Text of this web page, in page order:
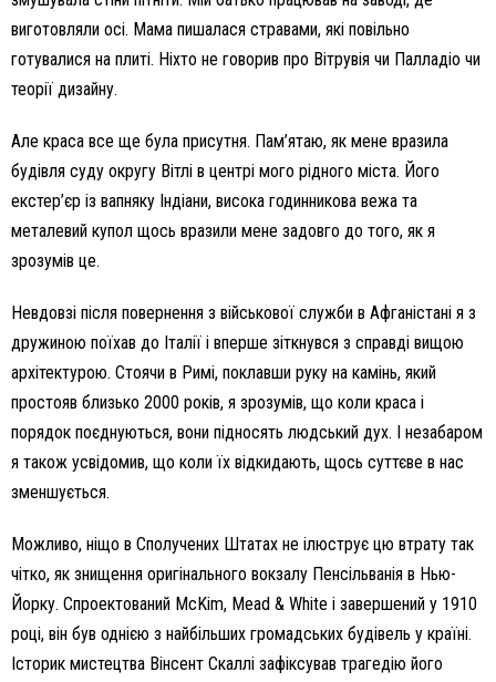
виготовляли осі. Мама пишалася стравами, які повільно
готувалися на плиті. Ніхто не говорив про Вітрувія чи Палладіо чи
теорії дизайну.
Але краса все ще була присутня. Пам’ятаю, як мене вразила
будівля суду округу Вітлі в центрі мого рідного міста. Його
екстер’єр із вапняку Індіани, висока годинникова вежа та
металевий купол щось вразили мене задовго до того, як я
зрозумів це.
Невдовзі після повернення з військової служби в Афганістані я з
дружиною поїхав до Італії і вперше зіткнувся з справді вищою
архітектурою. Стоячи в Римі, поклавши руку на камінь, який
простояв близько 2000 років, я зрозумів, що коли краса і
порядок поєднуються, вони підносять людський дух. І незабаром
я також усвідомив, що коли їх відкидають, щось суттєве в нас
зменшується.
Можливо, ніщо в Сполучених Штатах не ілюструє цю втрату так
чітко, як знищення оригінального вокзалу Пенсільванія в Нью-
Йорку. Спроектований McKim, Mead & White і завершений у 1910
році, він був однією з найбільших громадських будівель у країні.
Історик мистецтва Вінсент Скаллі зафіксував трагедію його